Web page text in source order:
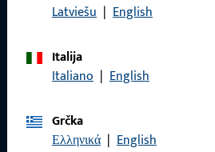
Latviešu | English
Italija
Italiano | English
Grčka
Ελληνικά | English
Zaštita podataka